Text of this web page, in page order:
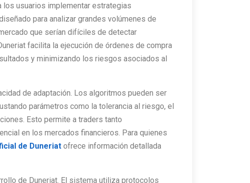
usuarios implementar estrategias
para analizar grandes volúmenes de
que serían difíciles de detectar
facilita la ejecución de órdenes de compra
y minimizando los riesgos asociados al
de adaptación. Los algoritmos pueden ser
parámetros como la tolerancia al riesgo, el
Esto permite a traders tanto
en los mercados financieros. Para quienes
de Duneriatofrece información detallada
de Duneriat. El sistema utiliza protocolos